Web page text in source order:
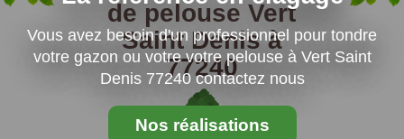
Vous avez besoin d'un professionnel pour tondre
votre gazon ou votre votre pelouse à Vert Saint
Denis 77240 contactez nous
Nos réalisations
de pelouse Vert
Saint Denis à
77240